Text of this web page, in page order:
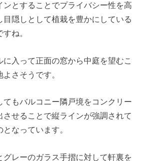
ンとすることでプライバシー性を高
目隠しとして植栽を豊かにしている
ね。
に入って正面の窓から中庭を望むこ
さそうです。
てもバルコニー隣戸境をコンクリー
させることで縦ラインが強調されて
なっています。
グレーのガラス手摺に対して軒裏を